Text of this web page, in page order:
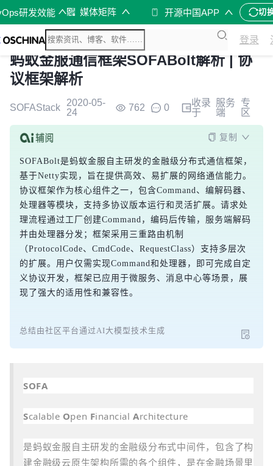
研发效能 媒体矩阵 开源中国APP 切
登录
蚂蚁金服通信框架SOFABolt解析 | 协
议框架解析
SOFAStack
2020-05-
24
762 0
收录
于
服务
端
专
区
复制
SOFABolt是蚂蚁金服自主研发的金融级分布式通信框架，
基于Netty实现，旨在提供高效、易扩展的网络通信能力。
协议框架作为核心组件之一，包含Command、编解码器、
处理器等模块，支持多协议版本运行和灵活扩展。请求处
理流程通过工厂创建Command，编码后传输，服务端解码
并由处理器分发；框架采用三重路由机制
（ProtocolCode、CmdCode、RequestClass）支持多层次
的扩展。用户仅需实现Command和处理器，即可完成自定
义协议开发，框架已应用于微服务、消息中心等场景，展
现了强大的适用性和兼容性。
总结由社区平台通过AI大模型技术生成
SOFA
Scalable Open FinancialArchitecture
是蚂蚁金服自主研发的金融级分布式中间件，包含了构
建金融级云原生架构所需的各个组件，是在金融场景里